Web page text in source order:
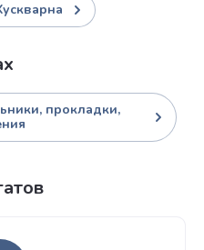
прокладки,